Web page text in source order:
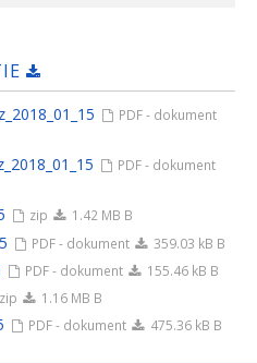
PDF - dokument
PDF - dokument
zip 1.42 MB B
PDF - dokument 359.03 kB B
PDF - dokument 155.46 kB B
zip 1.16 MB B
PDF - dokument 475.36 kB B